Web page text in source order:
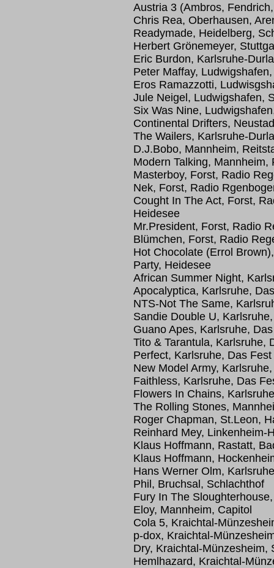
Austria 3 (Ambros,
Chris Rea, Oberhausen,
Readymade, Heidelberg,
Herbert Grönemeyer,
Eric Burdon, Karlsruhe-
Peter Maffay,
Eros Ramazzotti,
Jule Neigel, Ludwigshafen,
Six Was Nine,
Continental Drifters,
The Wailers, Karlsruhe-
D.J.Bobo, Mannheim,
Modern Talking, Mannheim,
Masterboy, Forst, Radio
Nek, Forst, Radio
Cought In The Act, Forst,
Heidesee
Mr.President, Forst, Radio
Blümchen, Forst, Radio
Hot Chocolate (Errol
Party, Heidesee
African Summer Night,
Apocalyptica, Karlsruhe,
NTS-Not The Same,
Sandie Double U,
Guano Apes, Karlsruhe,
Tito & Tarantula, Karlsruhe,
Perfect, Karlsruhe, Das
New Model Army,
Faithless, Karlsruhe, Das
Flowers In Chains,
The Rolling Stones,
Roger Chapman, St.Leon,
Reinhard Mey, Linkenheim-
Klaus Hoffmann, Rastatt,
Klaus Hoffmann,
Hans Werner Olm,
Phil, Bruchsal, Schlachthof
Fury In The
Eloy, Mannheim, Capitol
Cola 5, Kraichtal-
p-dox, Kraichtal-
Dry, Kraichtal-Münzesheim,
Hemlhazard, Kraichtal-